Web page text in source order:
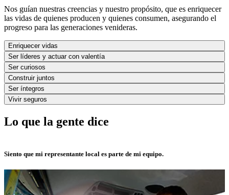
Nos guían nuestras creencias y nuestro propósito, que es enriquecer
las vidas de quienes producen y quienes consumen, asegurando el
progreso para las generaciones venideras.
Enriquecer vidas
Ser líderes y actuar con valentía
Ser curiosos
Construir juntos
Ser íntegros
Vivir seguros
Lo que la gente dice
Siento que mi representante local es parte de mi equipo.